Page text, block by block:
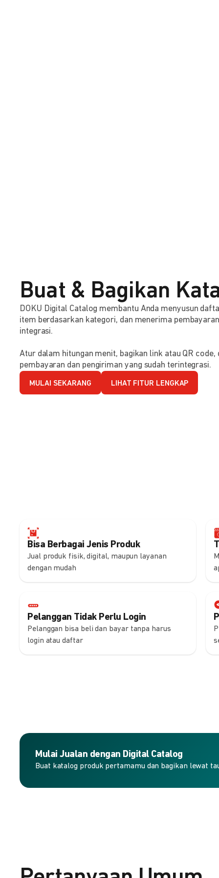
Buat & Bagikan
DOKU Digital Catalog membantu Anda menyusun
item berdasarkan kategori, dan menerima
integrasi.
Atur dalam hitungan menit, bagikan link atau QR
pembayaran dan pengiriman yang sudah terintegrasi.
MULAI SEKARANG LIHAT FITUR LENGKAP
Bisa Berbagai Jenis Produk
Jual produk fisik, digital, maupun layanan
dengan mudah
Pelanggan Tidak Perlu Login
Pelanggan bisa beli dan bayar tanpa harus
login atau daftar
Mulai Jualan dengan Digital Catalog
Buat katalog produk pertamamu dan bagikan lewat